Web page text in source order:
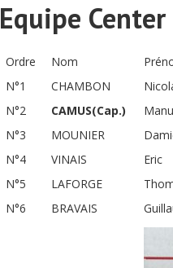
Equipe Center
Ordre Nom
N°1
CHAMBON
N°2
CAMUS(Cap.)
N°3
MOUNIER
N°4
VINAIS Eric
N°5
LAFORGE
N°6
BRAVAIS